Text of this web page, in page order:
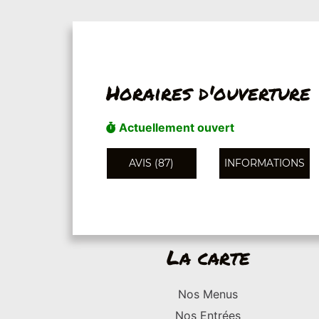
Horaires d'ouverture
Actuellement ouvert
AVIS (87) INFORMATIONS
La carte
Nos Menus
Nos Entrées